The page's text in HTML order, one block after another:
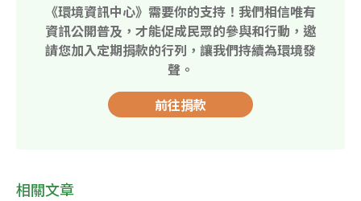
《環境資訊中心》需要你的支持！我們相信唯有
資訊公開普及，才能促成民眾的參與和行動，邀
請您加入定期捐款的行列，讓我們持續為環境發
聲。
前往捐款
相關文章